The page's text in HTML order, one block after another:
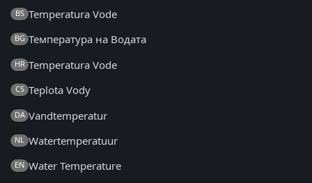
BS Temperatura Vode
BG Температура на Водата
HR Temperatura Vode
CS Teplota Vody
DA Vandtemperatur
NL Watertemperatuur
EN Water Temperature